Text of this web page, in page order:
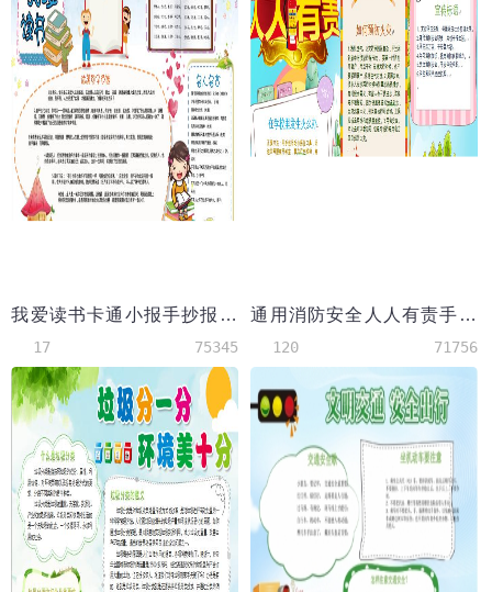
我爱读书卡通小报手抄报Word模板
17 75345
通用消防安全人人有责手抄报
120 71756